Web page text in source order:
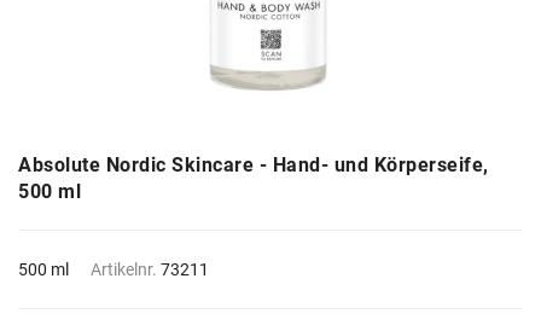
Absolute Nordic Skincare - Hand- und Körperseife,
500 ml
500 ml Artikelnr. 73211